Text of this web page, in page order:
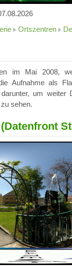
Ortszentren
im Mai 2008,
Aufnahme als
um weiter
sehen.